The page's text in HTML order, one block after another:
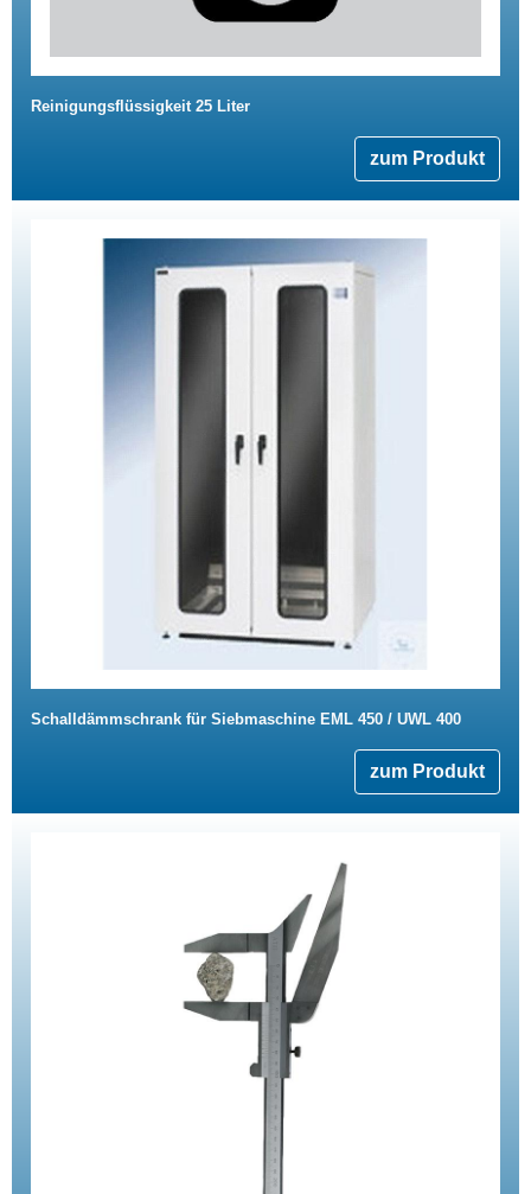
Reinigungsflüssigkeit 25 Liter
zum Produkt
Schalldämmschrank für Siebmaschine EML 450 / UWL 400
zum Produkt